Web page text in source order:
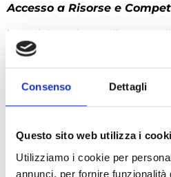
Consenso Dettagli
Questo sito web utilizza i
Utilizziamo i cookie per
annunci, per fornire
Accesso a Risorse e
La collaborazione all’interno
professionisti consente di
ampia gamma di risorse e
possono condividere
opportunità di crescita
Credibilità e Affidabilità